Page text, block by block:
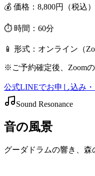
💰 価格：8,800円（税込）
⏱️ 時間：60分
📱 形式：オンライン（
※ご予約確定後、Zoom
公式LINEでお申し込み
Sound Resonance
音の風景
グーダドラムの響き、森